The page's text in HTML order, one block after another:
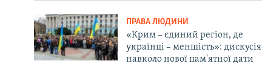
ПРАВА ЛЮДИНИ
«Крим – єдиний регіон, де
українці – меншість»: дискусія
навколо нової пам'ятної дати